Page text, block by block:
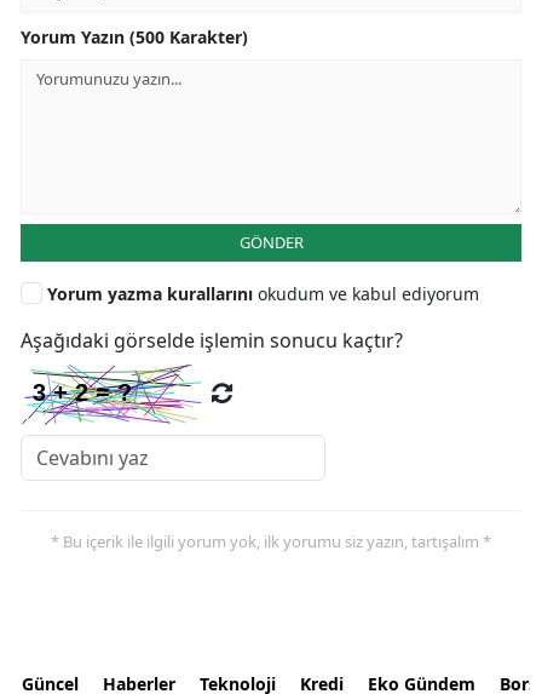
Yorum Yazın (500 Karakter)
GÖNDER
Yorum yazma kurallarını okudum ve kabul ediyorum
Aşağıdaki görselde işlemin sonucu kaçtır?
* Bu içerik ile ilgili yorum yok, ilk yorumu siz yazın, tartışalım *
Güncel Haberler Teknoloji Kredi Eko Gündem